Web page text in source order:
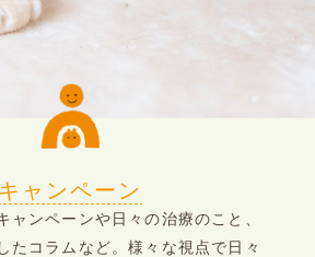
キャンペーン
ャンペーンや日々の治療のこと、
たコラムなど。様々な視点で日々